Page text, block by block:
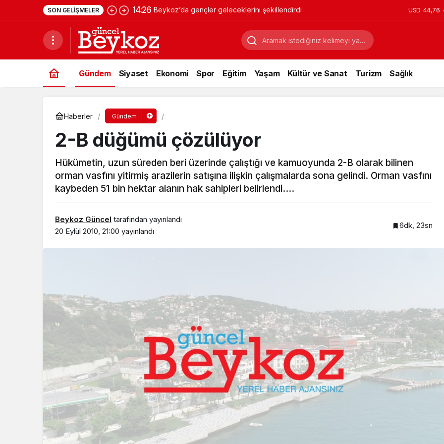
SON GELIŞMELER 14:26 Beykoz’da gençler geleceklerini şekillendirdi USD 44,76
Gündem Siyaset Ekonomi Spor Eğitim Yaşam Kültür ve Sanat Turizm Sağlık
Haberler Gündem
2-B düğümü çözülüyor
Hükümetin, uzun süreden beri üzerinde çalıştığı ve kamuoyunda 2-B olarak bilinen
orman vasfını yitirmiş arazilerin satışına ilişkin çalışmalarda sona gelindi. Orman vasfını
kaybeden 51 bin hektar alanın hak sahipleri belirlendi….
Beykoz Güncel tarafından yayınlandı
20 Eylül 2010, 21:00 yayınlandı
6dk, 23sn
şekillendirdi
dev yatırım!